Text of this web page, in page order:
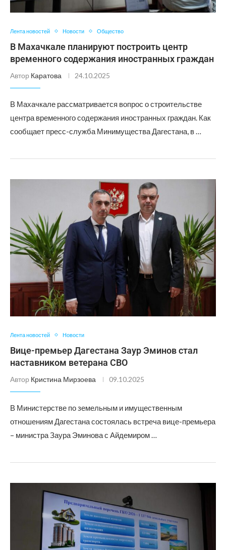
Лента новостей Новости Общество
В Махачкале планируют построить центр
временного содержания иностранных граждан
Автор Каратова 24.10.2025
В Махачкале рассматривается вопрос о строительстве
центра временного содержания иностранных граждан. Как
сообщает пресс-служба Минимущества Дагестана, в …
Лента новостей Новости
Вице-премьер Дагестана Заур Эминов стал
наставником ветерана СВО
Автор Кристина Мирзоева 09.10.2025
В Министерстве по земельным и имущественным
отношениям Дагестана состоялась встреча вице-премьера
– министра Заура Эминова с Айдемиром …